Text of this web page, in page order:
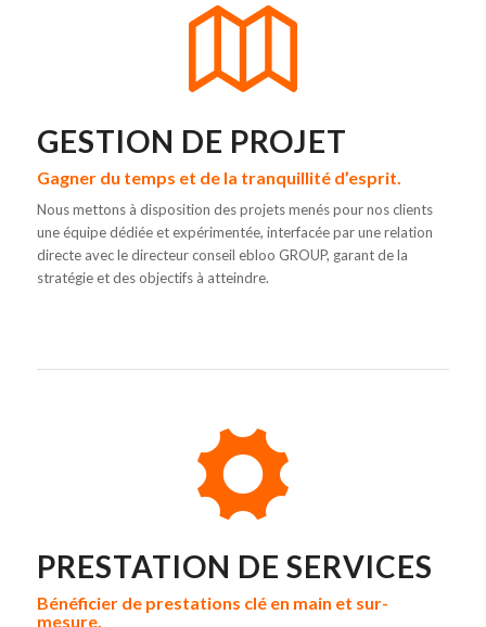
GESTION DE PROJET
Gagner du temps et de la tranquillité d’esprit.
Nous mettons à disposition des projets menés pour nos clients
une équipe dédiée et expérimentée, interfacée par une relation
directe avec le directeur conseil ebloo GROUP, garant de la
stratégie et des objectifs à atteindre.
PRESTATION DE SERVICES
Bénéficier de prestations clé en main et sur-
mesure.